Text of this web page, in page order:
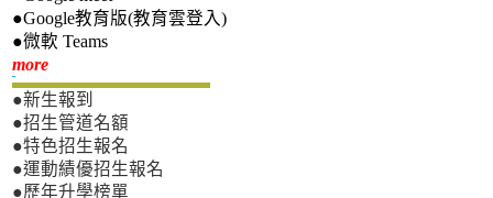
●Google教育版(教育雲登入)
●微軟 Teams
more新生專區
●新生報到
●招生管道名額
●特色招生報名
●運動績優招生報名
●歷年升學榜單